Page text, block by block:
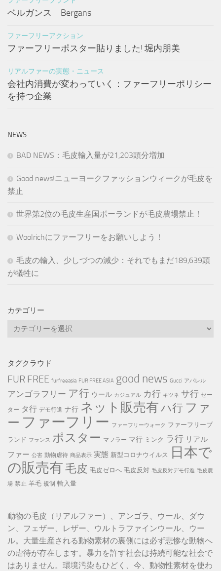
ベルガンス Bergans
ファーフリーアクション
ファーフリーポスター貼りました! 堀内朋美
リアルファーの実態・ニュース
会社内消費が変わっていく：ファーフリーポリシー
を持つ企業
NEWS
BAD NEWS：毛皮輸入量が21,203頭分増加
Good news!ニューヨークファッションウィークが毛皮を
禁止
世界第2位の毛皮生産国ポーランドが毛皮農場禁止！
Woolrichにファーフリーをお願いしよう！
毛皮の輸入、少しづつの減少：それでもまだ189,639頭
が犠牲に
カテゴリー
カ
リ
ー
タグクラウド
FUR FREE furfreeasia FUR FREE ASIA good news Gucci アパレル
アンゴラフリー ア行 ウール カジュアル カ行 キツネ サ行 セー
ター タ行 デモ行進 ナ行 ネット販売有ハ行 ファ
ー ファーフリー ファーフリーウォーク ファーフリーブ
ランド フランス ポスター マフラー マ行 ミンク ラ行 リアル
ファー 公害 動物虐待 商品表示 実態 新型コロナウイルス
日本で
の販売有毛皮 毛皮ゼロへ 毛皮反対 毛皮反対デモ行進 毛皮農
場 禁止 羊毛 規制 輸入量
動物の毛皮（リアルファー）、アンゴラ、ウール、ダウ
ン、フェザー、レザー、ウルトラファインウール、ウー
ル。大量生産される動物素材の裏側には必ず悲惨な動物へ
の虐待が存在します。暴力を許す社会は持続可能な社会で
はありません。環境汚染もひどく、今、動物性素材を使わ